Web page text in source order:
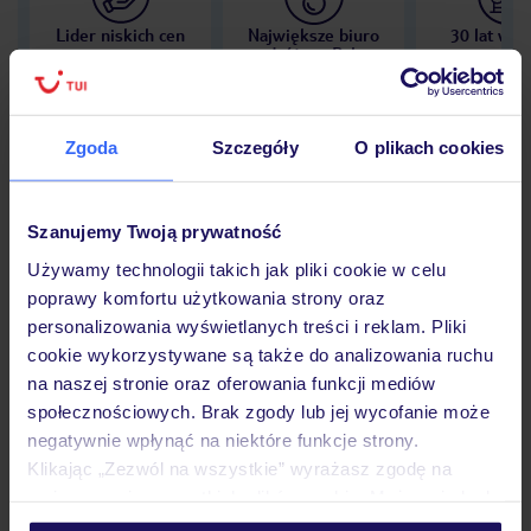
Zgoda Szczegóły O plikach cookies
Szanujemy Twoją prywatność
Używamy technologii takich jak pliki cookie w celu
poprawy komfortu użytkowania strony oraz
personalizowania wyświetlanych treści i reklam. Pliki
cookie wykorzystywane są także do analizowania ruchu
na naszej stronie oraz oferowania funkcji mediów
społecznościowych. Brak zgody lub jej wycofanie może
negatywnie wpłynąć na niektóre funkcje strony.
Klikając „Zezwól na wszystkie” wyrażasz zgodę na
personalizować swój wybór wchodząc w zakładkę
Lider niskich cen
Największe biuro
podróży w Polsce
30 lat w
Opinie
Pokoje
Wyżywienie